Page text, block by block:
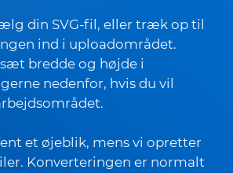
din SVG-fil, eller træk op til
ind i uploadområdet.
bredde og højde i
nedenfor, hvis du vil
et øjeblik, mens vi opretter
Konverteringen er normalt